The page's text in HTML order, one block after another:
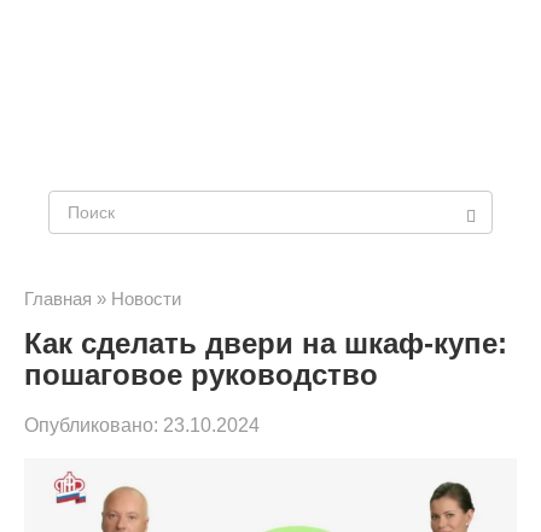
Главная » Новости
Как сделать двери на шкаф-купе:
пошаговое руководство
Опубликовано: 23.10.2024